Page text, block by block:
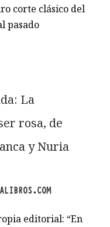
corte clásico del
pasado
La
rosa, de
y Nuria
editorial: “En